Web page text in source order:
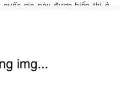
quốc gia này được hiển thị ở